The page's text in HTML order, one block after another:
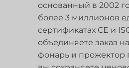
основанный в 2002
более 3 миллионов
сертификатах CE и
объединяете заказ
фонарь и